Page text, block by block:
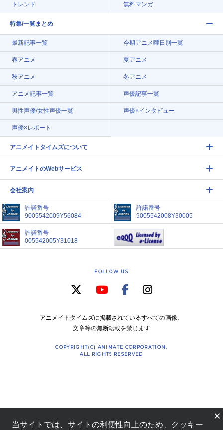
トレンド 無料マンガ
特集/一覧まとめ
最新記事一覧 今期アニメ曜日別一覧
春アニメ 夏アニメ
秋アニメ 冬アニメ
アニメ記事一覧 声優記事一覧
男性声優/女性声優一覧 声優×インタビュー
声優×レポート
アニメイトタイムズについて
アニメイトのWebサービス
会社案内
許諾番号
9005542009Y56084
許諾番号
9005542008Y30005
許諾番号
005542005Y31018
FOLLOW US
アニメイトタイムズに掲載されているすべての画像、
文章等の無断転載を禁じます
COPYRIGHT(C) ANIMATE CORPORATION.
ALL RIGHTS RESERVED
×
当サイトでは、サイトの利便性向上のため、クッキー